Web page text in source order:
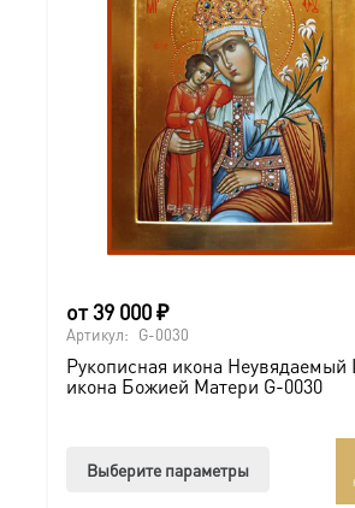
● На день Ангела (именины) — в
● На Крещение ребенка или
● На день рождения как символ
● На венчание или годовщину
● На новоселье для освящения
Доставка и заказ:
Мы предлагаем купить икону в
Доступна в стандартных
Подписывайтесь на нашу группу
от39 000₽
Артикул: G-0030
Рукописная икона Неувядаемый
икона Божией Матери G-0030
Выберите параметры